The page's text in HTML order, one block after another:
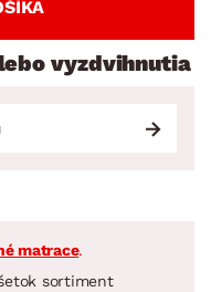
vyzdvihnutia
matrace.
sortiment